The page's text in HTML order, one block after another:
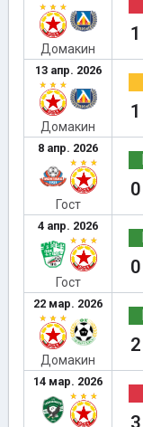
Домакин
13 апр. 2026
Домакин
8 апр. 2026
Гост
4 апр. 2026
Гост
22 мар. 2026
Домакин
14 мар. 2026